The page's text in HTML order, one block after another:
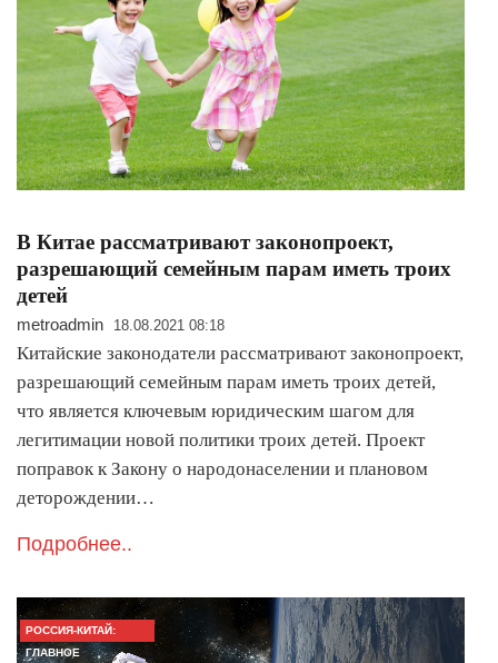
В Китае рассматривают законопроект,
разрешающий семейным парам иметь троих
детей
metroadmin 18.08.2021 08:18
Китайские законодатели рассматривают законопроект,
разрешающий семейным парам иметь троих детей,
что является ключевым юридическим шагом для
легитимации новой политики троих детей. Проект
поправок к Закону о народонаселении и плановом
деторождении…
Подробнее..
РОССИЯ-КИТАЙ:
ГЛАВНОЕ